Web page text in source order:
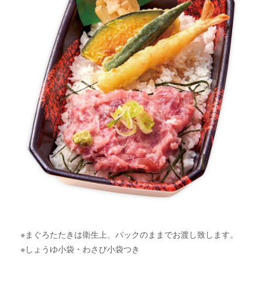
※まぐろたたきは衛生上、パックのままでお渡し致します。
※しょうゆ小袋・わさび小袋つき